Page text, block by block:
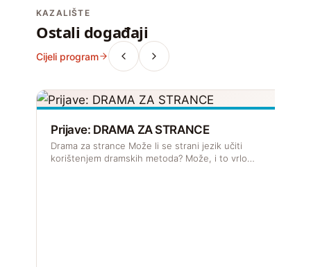
KAZALIŠTE
Ostali događaji
Cijeli program
Prijave: DRAMA ZA STRANCE
Drama za strance Može li se strani jezik učiti
korištenjem dramskih metoda? Može, i to vrlo…